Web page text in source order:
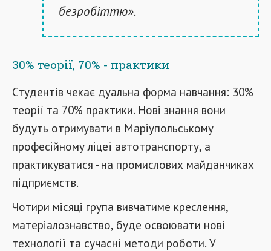
безробіттю».
30% теорії, 70% - практики
Студентів чекає дуальна форма навчання: 30%
теорії та 70% практики. Нові знання вони
будуть отримувати в Маріупольському
професійному ліцеї автотранспорту, а
практикуватися - на промислових майданчиках
підприємств.
Чотири місяці група вивчатиме креслення,
матеріалознавство, буде освоювати нові
технології та сучасні методи роботи. У